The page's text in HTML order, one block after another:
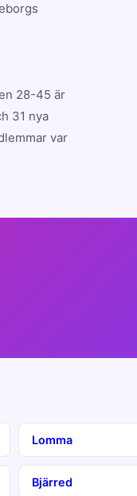
28-45 är
31 nya
var
Lomma
Bjärred